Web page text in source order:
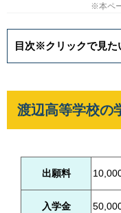
※本ペ
目次※クリックで見た
渡辺高等学校の
出願料
入学金